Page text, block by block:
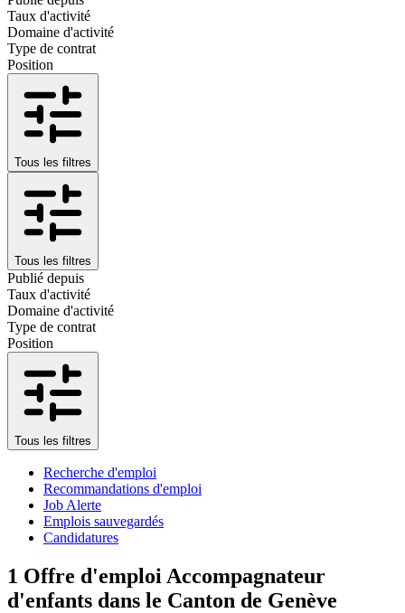
Taux d'activité
Domaine d'activité
Type de contrat
Position
Tous les filtres
Tous les filtres
Publié depuis
Taux d'activité
Domaine d'activité
Type de contrat
Position
Tous les filtres
Recherche d'emploi
Recommandations d'emploi
Job Alerte
Emplois sauvegardés
Candidatures
1 Offre d'emploi Accompagnateur
d'enfants dans le Canton de Genève